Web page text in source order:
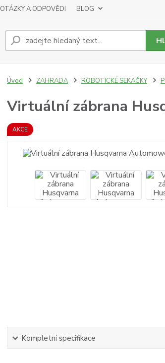
OTÁZKY A ODPOVĚDI BLOG
Úvod ZAHRADA ROBOTICKÉ SEKAČKY
Virtuální zábrana
AKCE
Kompletní specifikace